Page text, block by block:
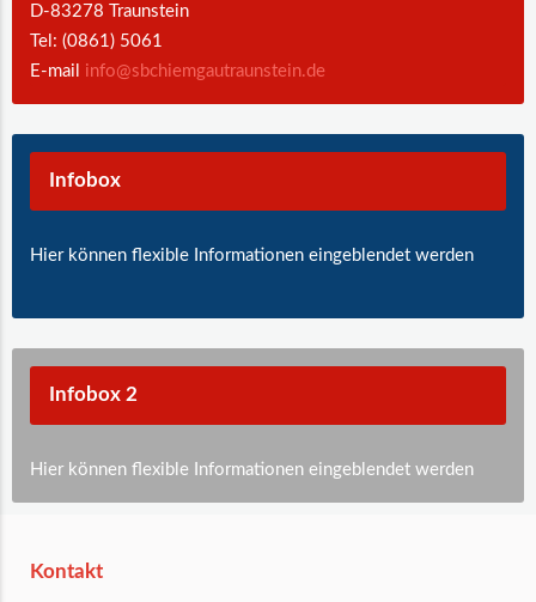
D-83278 Traunstein
Tel: (0861) 5061
E-mail info@sbchiemgautraunstein.de
Infobox
Hier können flexible Informationen eingeblendet werden
Infobox 2
Hier können flexible Informationen eingeblendet werden
Kontakt